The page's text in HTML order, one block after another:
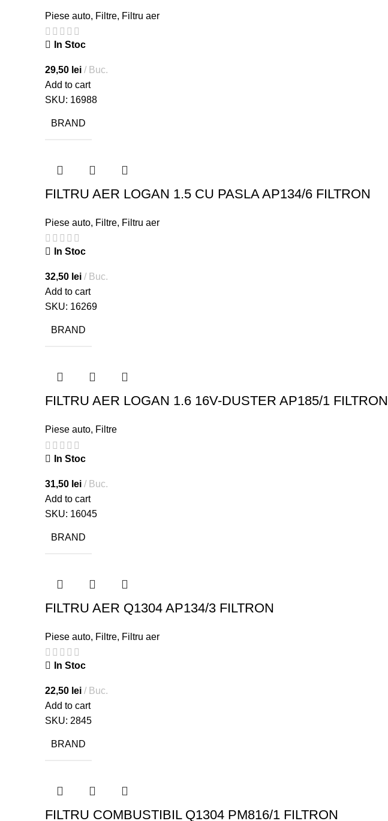
Piese auto, Filtre, Filtru aer
In Stoc
29,50 lei
Buc.
Add to cart
SKU: 16988
BRAND
FILTRU AER LOGAN 1.5 CU PASLA AP134/6 FILTRON
Piese auto, Filtre, Filtru aer
In Stoc
32,50 lei
Buc.
Add to cart
SKU: 16269
BRAND
FILTRU AER LOGAN 1.6 16V-DUSTER AP185/1 FILTRON
Piese auto, Filtre
In Stoc
31,50 lei
Buc.
Add to cart
SKU: 16045
BRAND
FILTRU AER Q1304 AP134/3 FILTRON
Piese auto, Filtre, Filtru aer
In Stoc
22,50 lei
Buc.
Add to cart
SKU: 2845
BRAND
FILTRU COMBUSTIBIL Q1304 PM816/1 FILTRON